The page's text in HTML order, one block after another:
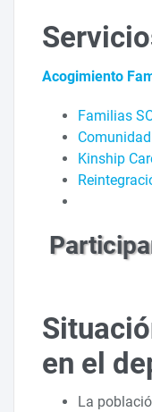
Acogimiento
Familias
Kinship
en el
La